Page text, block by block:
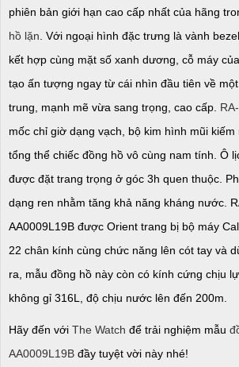
phiên bản giới hạn cao cấp nhất của hãng
hồ lặn. Với ngoại hình đặc trưng là vành
kết hợp cùng mặt số xanh dương, cỗ máy của
tạo ấn tượng ngay từ cái nhìn đầu tiên về
trung, mạnh mẽ vừa sang trọng, cao cấp.
mốc chỉ giờ dạng vạch, bộ kim hình mũi kiếm
tổng thể chiếc đồng hồ vô cùng nam tính. Ô
được đặt trang trọng ở góc 3h quen thuộc.
dạng ren nhằm tăng khả năng kháng nước.
AA0009L19B được Orient trang bị bộ máy
22 chân kính cùng chức năng lên cót tay và
ra, mẫu đồng hồ này còn có kính cứng chịu
không gỉ 316L, độ chịu nước lên đến 200m.
Hãy đến với The Watch để trải nghiệm mẫu
AA0009L19B đầy tuyệt vời này nhé!